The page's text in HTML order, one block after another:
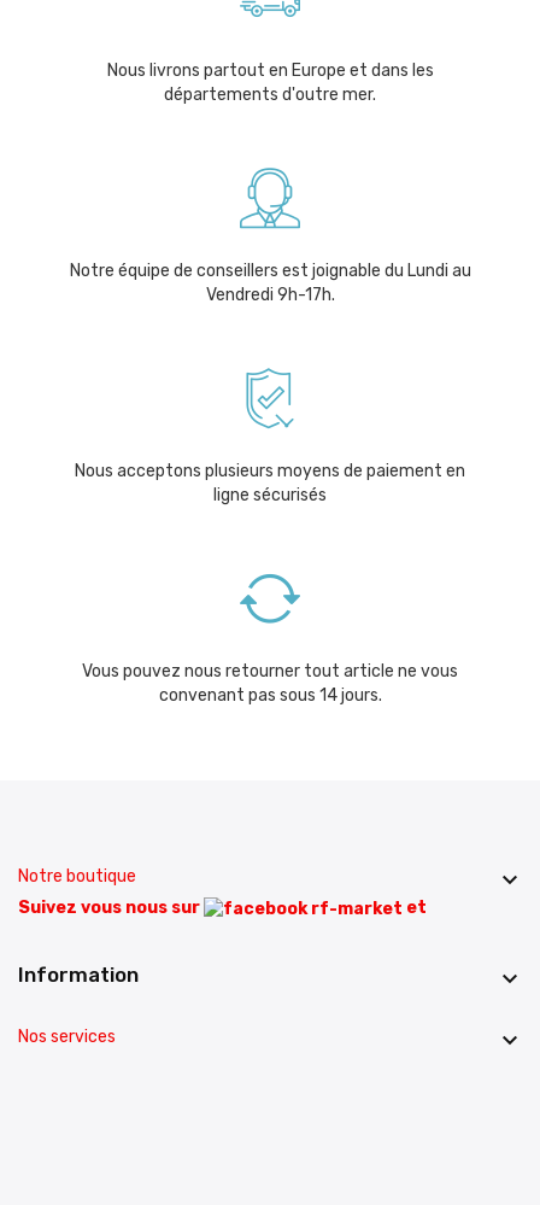
Nous livrons partout en Europe et dans les
départements d'outre mer.
Notre équipe de conseillers est joignable du Lundi au
Vendredi 9h-17h.
Nous acceptons plusieurs moyens de paiement en
ligne sécurisés
Vous pouvez nous retourner tout article ne vous
convenant pas sous 14 jours.
Notre boutique 
Suivez vous nous sur et
Information 
Nos services 